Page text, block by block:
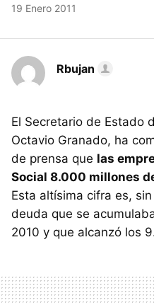
19 Enero 2011
Rbujan
El Secretario de Estado
Octavio Granado, ha
de prensa que las
Social 8.000 millones
Esta altísima cifra es,
deuda que se
2010 y que alcanzó los